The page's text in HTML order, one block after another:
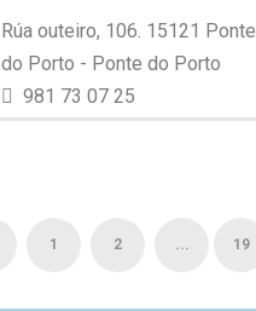
Rúa outeiro, 106. 15121 Ponte
do Porto - Ponte do Porto
981 73 07 25
1 2 ... 19